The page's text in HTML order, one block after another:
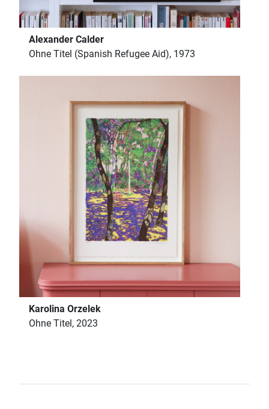
Alexander Calder
Ohne Titel (Spanish Refugee Aid), 1973
Karolina Orzelek
Ohne Titel, 2023